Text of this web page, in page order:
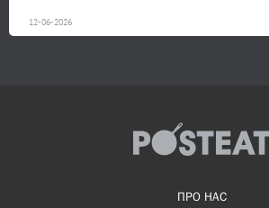
12-06-2026
ПРО НАС